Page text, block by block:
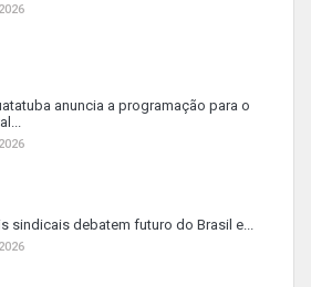
anuncia a programação para o
sindicais debatem futuro do Brasil e...